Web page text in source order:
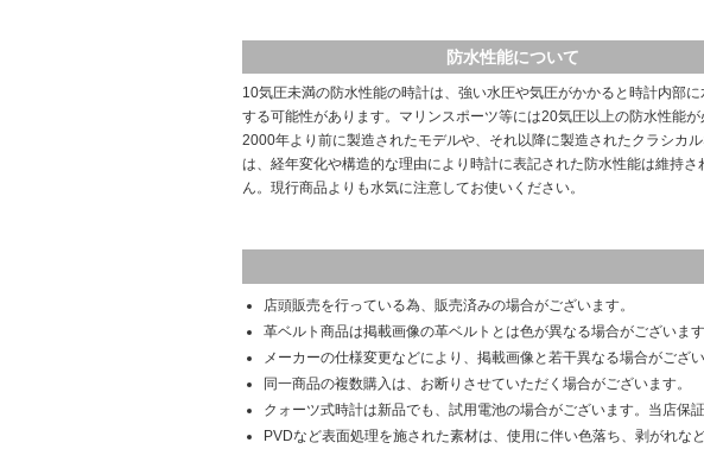
防水性能について
10気圧未満の防水性能の時計は、強い水圧や気圧がかかると時計内部に
する可能性があります。マリンスポーツ等には20気圧以上の防水性能が
2000年より前に製造されたモデルや、それ以降に製造されたクラシカ
は、経年変化や構造的な理由により時計に表記された防水性能は維持さ
ん。現行商品よりも水気に注意してお使いください。
店頭販売を行っている為、販売済みの場合がございます。
革ベルト商品は掲載画像の革ベルトとは色が異なる場合がございま
メーカーの仕様変更などにより、掲載画像と若干異なる場合がござ
同一商品の複数購入は、お断りさせていただく場合がございます。
クォーツ式時計は新品でも、試用電池の場合がございます。当店保
PVDなど表面処理を施された素材は、使用に伴い色落ち、剥がれな